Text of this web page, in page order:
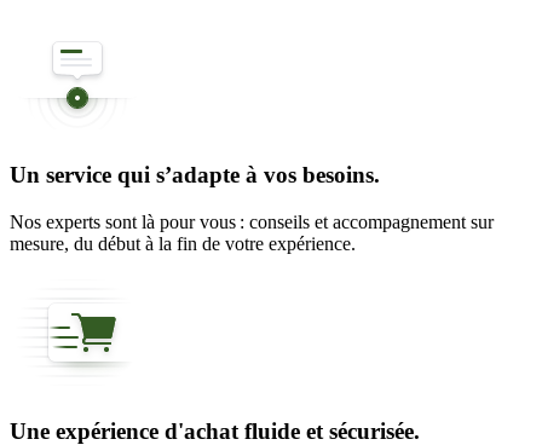
Un service qui s’adapte à vos besoins.
Nos experts sont là pour vous : conseils et accompagnement sur
mesure, du début à la fin de votre expérience.
Une expérience d'achat fluide et sécurisée.